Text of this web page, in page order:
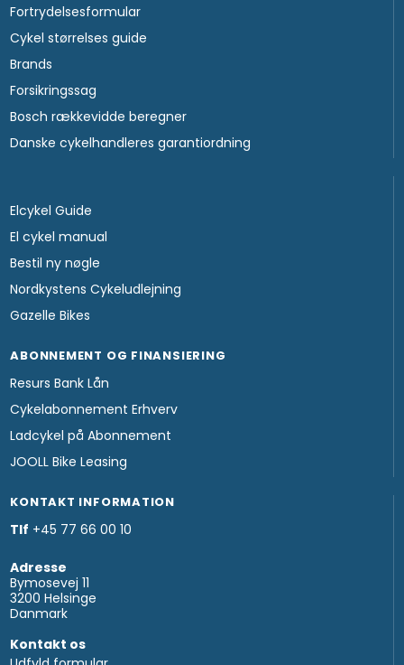
Fortrydelsesformular
Cykel størrelses guide
Brands
Forsikringssag
Bosch rækkevidde beregner
Danske cykelhandleres garantiordning
Elcykel Guide
El cykel manual
Bestil ny nøgle
Nordkystens Cykeludlejning
Gazelle Bikes
ABONNEMENT OG FINANSIERING
Resurs Bank Lån
Cykelabonnement Erhverv
Ladcykel på Abonnement
JOOLL Bike Leasing
KONTAKT INFORMATION
Tlf +45 77 66 00 10
Adresse
Bymosevej 11
3200 Helsinge
Danmark
Kontakt os